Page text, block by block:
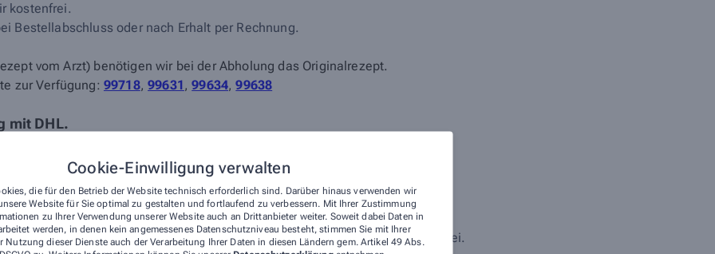
Cookie-Einwilligung verwalten
die für den Betrieb der Website technisch erforderlich sind. Darüber hinaus verwenden wir
Website für Sie optimal zu gestalten und fortlaufend zu verbessern. Mit Ihrer Zustimmung
zu Ihrer Verwendung unserer Website auch an Drittanbieter weiter. Soweit dabei Daten in
werden, in denen kein angemessenes Datenschutzniveau besteht, stimmen Sie mit Ihrer
Nutzung dieser Dienste auch der Verarbeitung Ihrer Daten in diesen Ländern gem. Artikel 49 Abs.
kostenfrei.
Bestellabschluss oder nach Erhalt per Rechnung.
vom Arzt) benötigen wir bei der Abholung das Originalrezept.
zur Verfügung: 99718,99631,99634,99638
mit DHL.
Artikel aus.
die Option Versand.
versenden wir Montag bis Freitag innerhalb von 24 Stunden.
werden in der Regel innerhalb von 48 Stunden versendet.
Gebühr von 4,95 EUR für Porto und Verpackung mit DHL.
(verschreibungspflichtige Arzneimittel) liefern wir kostenfrei.